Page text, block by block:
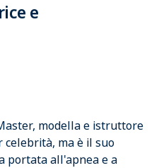
e
modella e istruttore
ma è il suo
portata all'apnea e a